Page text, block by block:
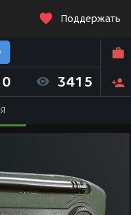
Поддержать
0 3415